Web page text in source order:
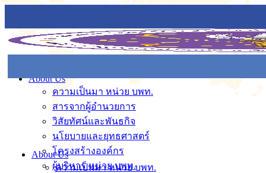
About Us
ความเป็นมา หน่วย บพท.
About Us
ความเป็นมา หน่วย บพท.
สารจากผู้อำนวยการ
วิสัยทัศน์และพันธกิจ
นโยบายและยุทธศาสตร์
โครงสร้างองค์กร
ผู้บริหาร หน่วย บพท.